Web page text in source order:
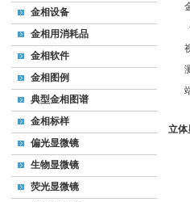
金相设备
金相用消耗品
金相软件
金相图例
典型金相图谱
金相标样
偏光显微镜
生物显微镜
荧光显微镜
立体